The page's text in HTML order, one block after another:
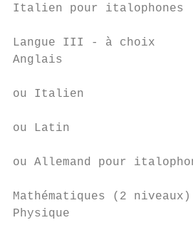
Italien pour italophones
Langue III - à choix
Anglais
ou Italien
ou Latin
ou Allemand pour
Mathématiques (2
Physique